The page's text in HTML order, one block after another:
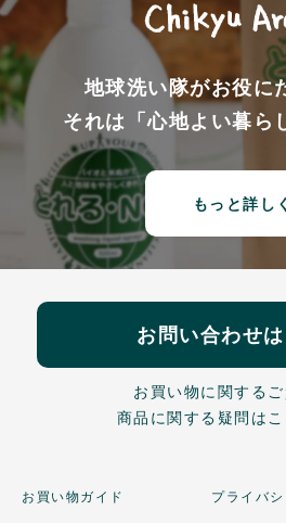
地球洗い隊がお役に
それは「心地よい暮ら
もっと詳しく
お問い合わせ
お買い物に関するご
商品に関する疑問はこ
お買い物ガイド プライバ